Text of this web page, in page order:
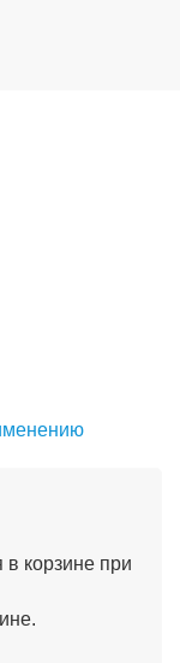
в корзине при